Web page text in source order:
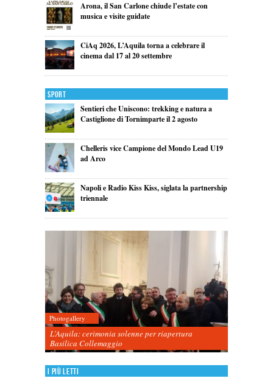
Arona, il San Carlone chiude l’estate con
musica e visite guidate
CiAq 2026, L’Aquila torna a celebrare il
cinema dal 17 al 20 settembre
Sport
Sentieri che Uniscono: trekking e natura a
Castiglione di Tornimparte il 2 agosto
Chelleris vice Campione del Mondo Lead U19
ad Arco
Napoli e Radio Kiss Kiss, siglata la partnership
triennale
Photogallery
L’Aquila: cerimonia solenne per riapertura
Basilica Collemaggio
I più letti